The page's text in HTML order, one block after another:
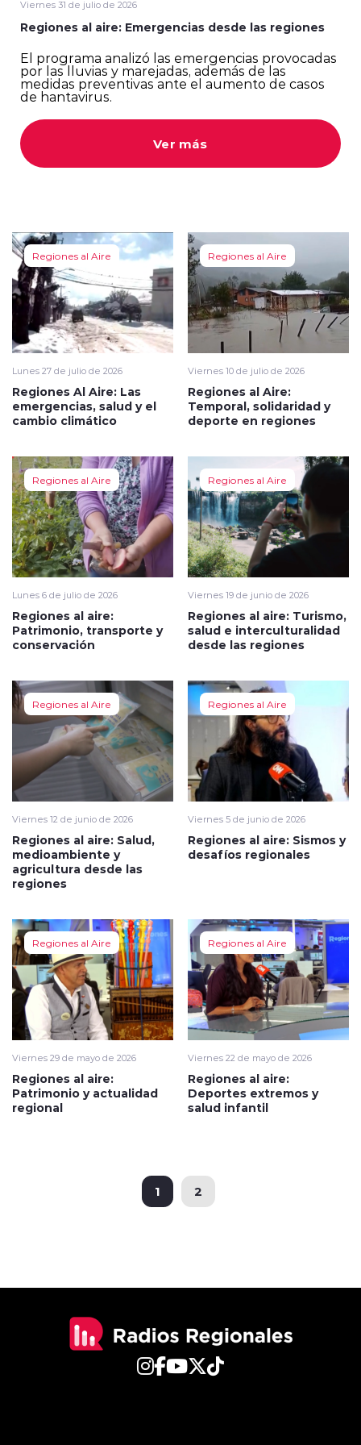
Viernes 31 de julio de 2026
Regiones al aire: Emergencias desde las regiones
El programa analizó las emergencias provocadas
por las lluvias y marejadas, además de las
medidas preventivas ante el aumento de casos
de hantavirus.
Ver más
Regiones al Aire
Lunes 27 de julio de 2026
Regiones Al Aire: Las
emergencias, salud y el
cambio climático
Regiones al Aire
Viernes 10 de julio de 2026
Regiones al Aire:
Temporal, solidaridad y
deporte en regiones
Regiones al Aire
Lunes 6 de julio de 2026
Regiones al aire:
Patrimonio, transporte y
conservación
Regiones al Aire
Viernes 19 de junio de 2026
Regiones al aire: Turismo,
salud e interculturalidad
desde las regiones
Regiones al Aire
Viernes 12 de junio de 2026
Regiones al aire: Salud,
medioambiente y
agricultura desde las
regiones
Regiones al Aire
Viernes 5 de junio de 2026
Regiones al aire: Sismos y
desafíos regionales
Regiones al Aire
Viernes 29 de mayo de 2026
Regiones al aire:
Patrimonio y actualidad
regional
Regiones al Aire
Viernes 22 de mayo de 2026
Regiones al aire:
Deportes extremos y
salud infantil
1 2